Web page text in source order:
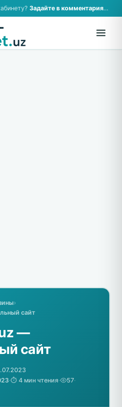
Задайте в комментариях — ответим!
›
сайт
—
сайт
·⏱️ 4 мин чтения· 57·